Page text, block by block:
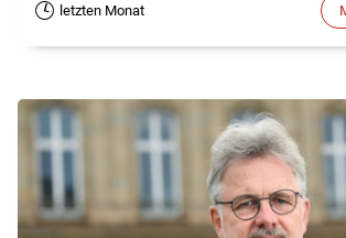
letzten Monat